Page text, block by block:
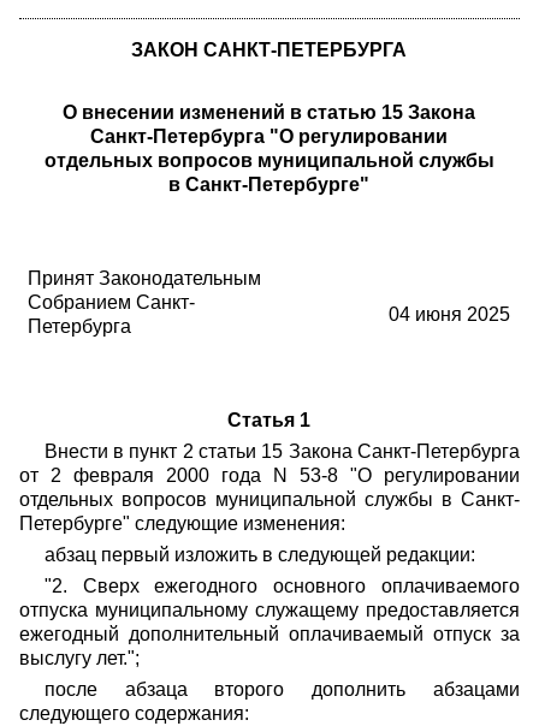
ЗАКОН САНКТ-ПЕТЕРБУРГА
О внесении изменений в статью 15 Закона
Санкт-Петербурга "О регулировании
отдельных вопросов муниципальной службы
в Санкт-Петербурге"
Принят Законодательным
Собранием Санкт-
Петербурга
04 июня 2025
Статья 1
Внести в пункт 2 статьи 15 Закона Санкт-Петербурга
от 2 февраля 2000 года N 53-8 "О регулировании
отдельных вопросов муниципальной службы в Санкт-
Петербурге" следующие изменения:
абзац первый изложить в следующей редакции:
"2. Сверх ежегодного основного оплачиваемого
отпуска муниципальному служащему предоставляется
ежегодный дополнительный оплачиваемый отпуск за
выслугу лет.";
после абзаца второго дополнить абзацами
следующего содержания: